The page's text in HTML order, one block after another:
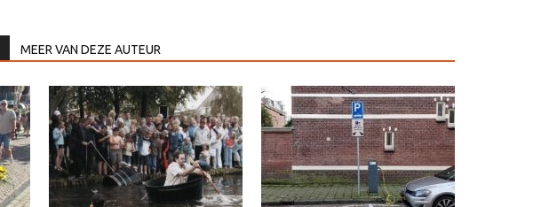
MEER VAN DEZE AUTEUR